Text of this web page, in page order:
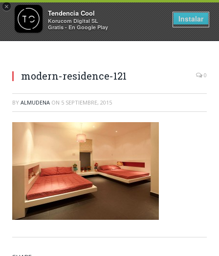
×
Tendencia Cool
Korucom Digital SL
Gratis - En Google Play
Instalar
modern-residence-121 0
BY ALMUDENA ON 5 SEPTIEMBRE, 2015